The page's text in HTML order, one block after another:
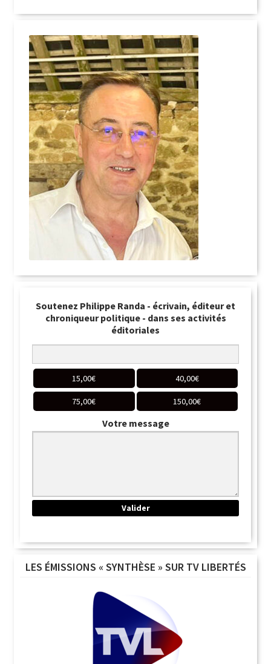
Soutenez Philippe Randa - écrivain, éditeur et
chroniqueur politique - dans ses activités
éditoriales
15,00€ 40,00€
75,00€ 150,00€
Votre message
LES ÉMISSIONS « SYNTHÈSE » SUR TV LIBERTÉS